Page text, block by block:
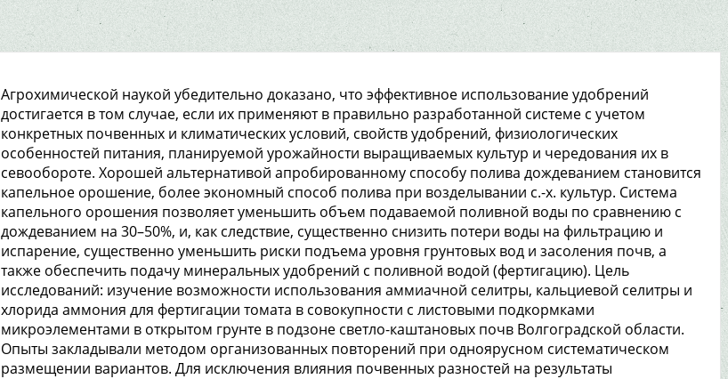
Агрохимической наукой убедительно доказано, что эффективное использование удобрений
достигается в том случае, если их применяют в правильно разработанной системе с учетом
конкретных почвенных и климатических условий, свойств удобрений, физиологических
особенностей питания, планируемой урожайности выращиваемых культур и чередования их в
севообороте. Хорошей альтернативой апробированному способу полива дождеванием становится
капельное орошение, более экономный способ полива при возделывании с.-х. культур. Система
капельного орошения позволяет уменьшить объем подаваемой поливной воды по сравнению с
дождеванием на 30–50%, и, как следствие, существенно снизить потери воды на фильтрацию и
испарение, существенно уменьшить риски подъема уровня грунтовых вод и засоления почв, а
также обеспечить подачу минеральных удобрений с поливной водой (фертигацию). Цель
исследований: изучение возможности использования аммиачной селитры, кальциевой селитры и
хлорида аммония для фертигации томата в совокупности с листовыми подкормками
микроэлементами в открытом грунте в подзоне светло-каштановых почв Волгоградской области.
Опыты закладывали методом организованных повторений при одноярусном систематическом
размещении вариантов. Для исключения влияния почвенных разностей на результаты